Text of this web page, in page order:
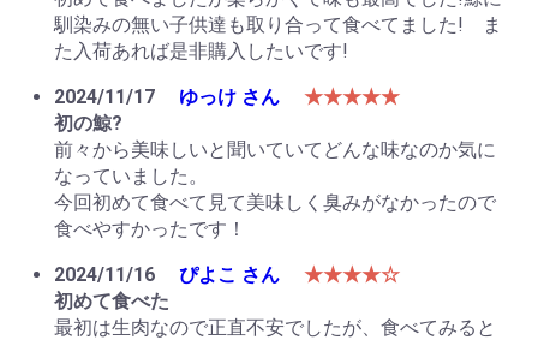
馴染みの無い子供達も取り合って食べてました! ま
た入荷あれば是非購入したいです!
2024/11/17
ゆっけ さん
★★★★★
初の鯨?
前々から美味しいと聞いていてどんな味なのか気に
なっていました。
今回初めて食べて見て美味しく臭みがなかったので
食べやすかったです！
2024/11/16
ぴよこ さん
★★★★☆
初めて食べた
最初は生肉なので正直不安でしたが、食べてみると